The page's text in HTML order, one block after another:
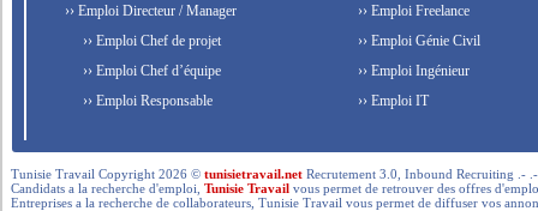
›› Emploi Directeur / Manager
›› Emploi Chef de projet
›› Emploi Chef d’équipe
›› Emploi Responsable
›› Emploi Freelance
›› Emploi Génie Civil
›› Emploi Ingénieur
›› Emploi IT
Tunisie Travail Copyright 2026 ©tunisietravail.net Recrutement 3.0, Inbound Recruiting .-
Candidats a la recherche d'emploi,Tunisie Travail vous permet de retrouver des offres
Entreprises a la recherche de collaborateurs, Tunisie Travail vous permet de diffuser vos